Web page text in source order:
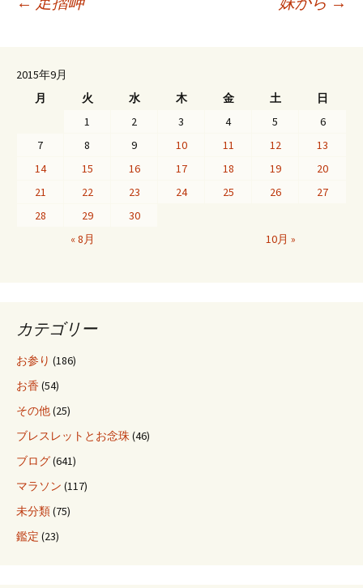
投
稿
ナ
ビ
ゲ
シ
ョ
ン
2015年9月
月
火 水 木 金 土
日
1
2 3 4 5
6
7
8 9 10 11 12
13
14
15 16 17 18 19
20
21
22 23 24 25 26
27
28
29
30
« 8月
10月 »
カテゴリー
お参り (186)
お香(54)
その他(25)
ブレスレットとお念珠(46)
ブログ(641)
マラソン (117)
未分類(75)
鑑定 (23)